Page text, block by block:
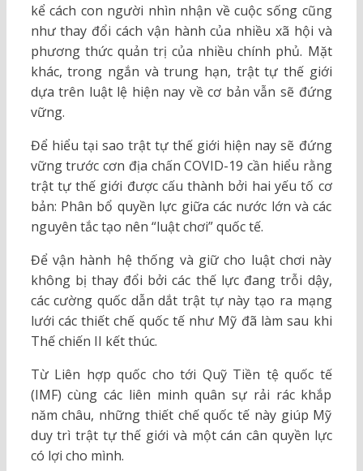
kể cách con người nhìn nhận về cuộc sống cũng
như thay đổi cách vận hành của nhiều xã hội và
phương thức quản trị của nhiều chính phủ. Mặt
khác, trong ngắn và trung hạn, trật tự thế giới
dựa trên luật lệ hiện nay về cơ bản vẫn sẽ đứng
vững.
Để hiểu tại sao trật tự thế giới hiện nay sẽ đứng
vững trước cơn địa chấn COVID-19 cần hiểu rằng
trật tự thế giới được cấu thành bởi hai yếu tố cơ
bản: Phân bổ quyền lực giữa các nước lớn và các
nguyên tắc tạo nên “luật chơi” quốc tế.
Để vận hành hệ thống và giữ cho luật chơi này
không bị thay đổi bởi các thế lực đang trỗi dậy,
các cường quốc dẫn dắt trật tự này tạo ra mạng
lưới các thiết chế quốc tế như Mỹ đã làm sau khi
Thế chiến II kết thúc.
Từ Liên hợp quốc cho tới Quỹ Tiền tệ quốc tế
(IMF) cùng các liên minh quân sự rải rác khắp
năm châu, những thiết chế quốc tế này giúp Mỹ
duy trì trật tự thế giới và một cán cân quyền lực
có lợi cho mình.